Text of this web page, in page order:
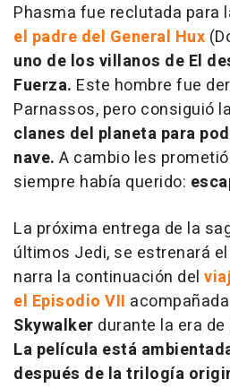
Phasma fue reclutada para
el padre del General Hux
uno de los villanos de El
Fuerza. Este hombre fue
Parnassos, pero consiguió la
clanes del planeta para
nave. A cambio les
siempre había querido:
La próxima entrega de la
últimos Jedi, se estrenará
narra la continuación del
el Episodio VII
Skywalker durante la era
La película está
después de la trilogía